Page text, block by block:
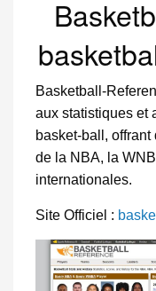
Basketball-
aux statistiques et
basket-ball,
de la NBA, la
internationales.
Site Officiel :